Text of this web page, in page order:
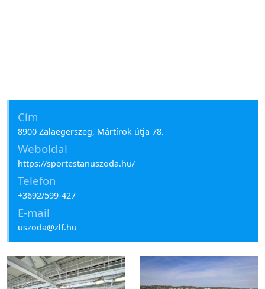
Cím
8900 Zalaegerszeg, Mártírok útja 78.
Weboldal
https://sportestanuszoda.hu/
Telefon
+3692/599-427
E-mail
uszoda@zlf.hu